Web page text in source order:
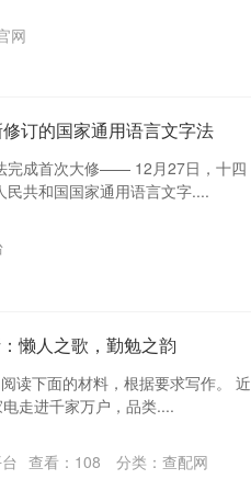
网
订的国家通用语言文字法
完成首次大修—— 12月27日，十四
共和国国家通用语言文字....
懒人之歌，勤勉之韵
读下面的材料，根据要求写作。 近
走进千家万户，品类....
查看： 108 分类： 查配网